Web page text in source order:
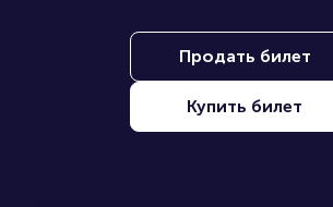
Продать билет
Купить билет